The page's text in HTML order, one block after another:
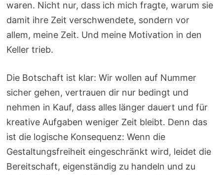
waren. Nicht nur, dass ich mich fragte, warum sie
damit ihre Zeit verschwendete, sondern vor
allem, meine Zeit. Und meine Motivation in den
Keller trieb.
Die Botschaft ist klar: Wir wollen auf Nummer
sicher gehen, vertrauen dir nur bedingt und
nehmen in Kauf, dass alles länger dauert und für
kreative Aufgaben weniger Zeit bleibt. Denn das
ist die logische Konsequenz: Wenn die
Gestaltungsfreiheit eingeschränkt wird, leidet die
Bereitschaft, eigenständig zu handeln und zu